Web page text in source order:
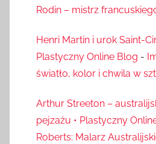
Rodin – mistrz
Henri Martin i urok Saint-
Plastyczny Online Blog -
światło, kolor i chwila w
Arthur Streeton –
pejzażu • Plastyczny
Roberts: Malarz